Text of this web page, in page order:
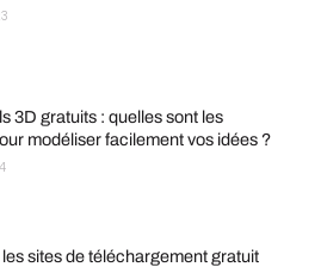
3D gratuits : quelles sont les
modéliser facilement vos idées ?
sites de téléchargement gratuit